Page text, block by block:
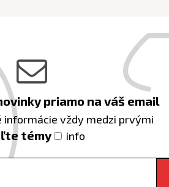
priamo na váš email
informácie vždy medzi prvými
témy info